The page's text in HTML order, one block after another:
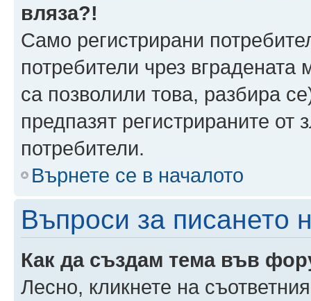
вляза?!
Само регистрирани
потребители чрез
са позволили това, разбира
предпазят регистрираните от
потребители.
Върнете се в началото
Въпроси за писането
Как да създам тема във
Лесно, кликнете на